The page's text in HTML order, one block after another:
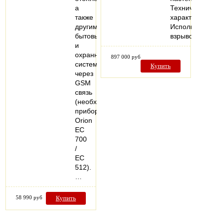
а
также
другими
бытовыми
и
охранными
системами
через
GSM
связь
(необходим
прибор
Orion
EC
700
/
EC
512).
58 990 руб Купить
Технические
характеристики
Исполнение:
897 000 руб
Купить